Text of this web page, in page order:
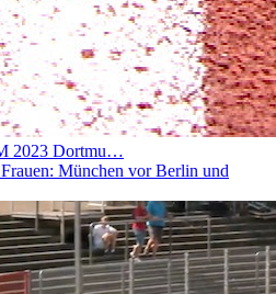
2023 Dortmu…
München vor Berlin und